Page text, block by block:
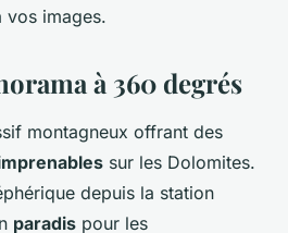
vos images.
à 360 degrés
montagneux offrant des
sur les Dolomites.
depuis la station
paradis pour les